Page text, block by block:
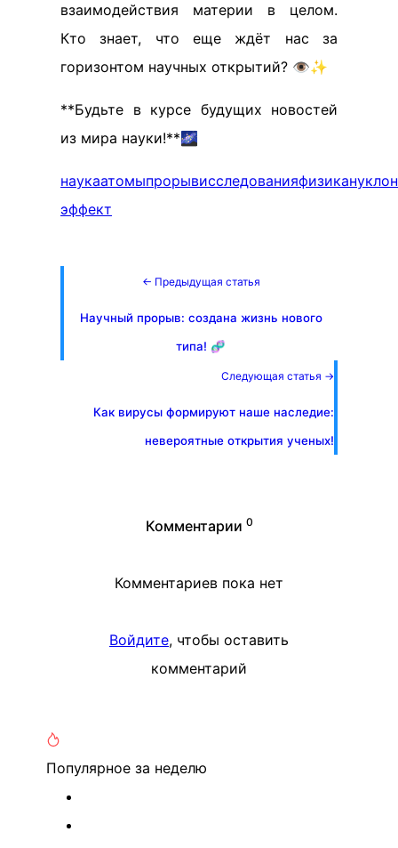
взаимодействия материи в целом.
Кто знает, что еще ждёт нас за
горизонтом научных открытий? 👁️✨
**Будьте в курсе будущих новостей
из мира науки!**🌌
наукаатомыпрорывисследованияфизика
эффект
← Предыдущая статья
Научный прорыв: создана жизнь нового
типа! 🧬
Следующая статья →
Как вирусы формируют наше наследие:
невероятные открытия ученых!
Комментарии 0
Комментариев пока нет
Войдите, чтобы оставить
комментарий
Популярное за неделю